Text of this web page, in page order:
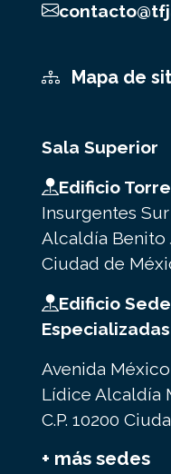
Mapa de
Sala Superior
Edificio
Insurgentes
Alcaldía Benito
Ciudad de
Edificio
Especializadas
Avenida
Lídice Alcaldía
C.P. 10200
+ más sedes